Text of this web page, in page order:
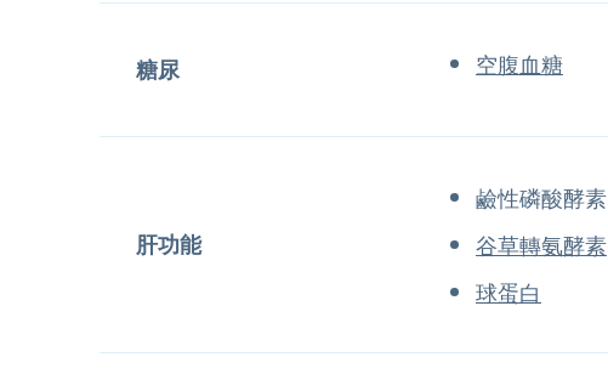
糖尿 空腹血糖
肝功能
鹼性磷酸酵素
谷草轉氨酵素
球蛋白